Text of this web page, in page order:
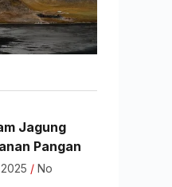
Jagung
Pangan
No